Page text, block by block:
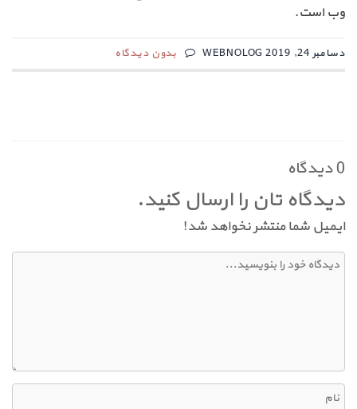
وب است.
دسامبر 24, 2019 WEBNOLOG بدون دیدگاه
0 دیدگاه
دیدگاه تان را ارسال کنید.
ایمیل شما منتشر نخواهد شد!